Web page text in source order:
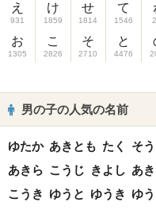
え
931
お
1305
け
1859
こ
2826
せ
1814
そ
2710
て
1546
と
4476
男の子の人気の名前
ゆたか あきとも たく そ
あきら こうじ きよし あ
こうき ゆうと ゆうき ゆう